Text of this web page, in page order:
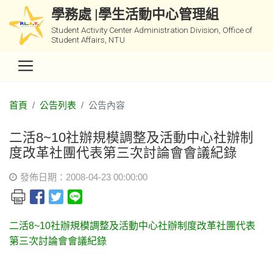
學務處 |學生活動中心管理組
Student Activity Center Administration Division, Office of
Student Affairs, NTU
首頁 公告列表 公告內容
二活8~10社辦規模調整及活動中心社辦制
度改革社團代表第三次討論會會議紀錄
發佈日期：2008-04-23 00:00:00
二活8~10社辦規模調整及活動中心社辦制度改革社團代表
第三次討論會會議紀錄